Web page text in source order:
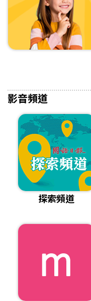
影音頻道
探索頻道